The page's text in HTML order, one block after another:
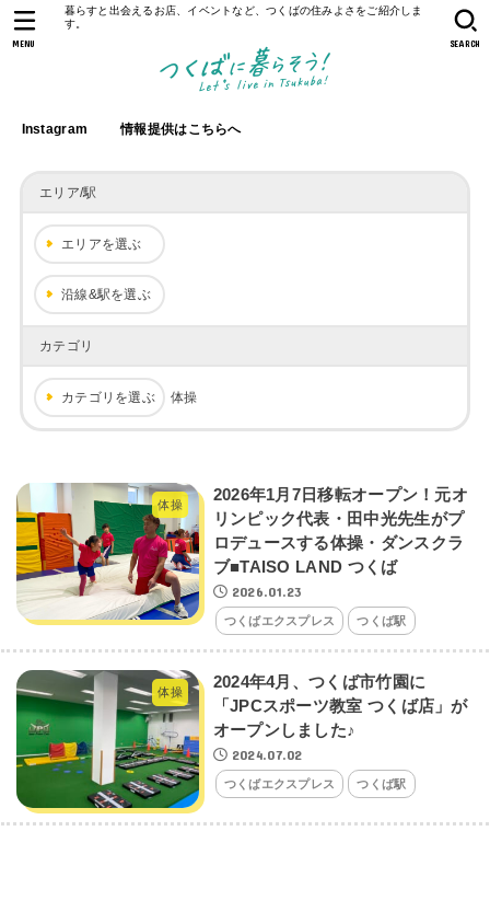
暮らすと出会えるお店、イベントなど、つくばの住みよさをご紹介しま
す。
Instagram 情報提供はこちらへ
SEARCH
MENU
エリア/駅
エリアを選ぶ
沿線&駅を選ぶ
カテゴリ
カテゴリを選ぶ 体操
体操
2026年1月7日移転オープン！元オ
リンピック代表・田中光先生がプ
ロデュースする体操・ダンスクラ
ブ■TAISO LAND つくば
2026.01.23
つくばエクスプレス つくば駅
体操
2024年4月、つくば市竹園に
「JPCスポーツ教室 つくば店」が
オープンしました♪
2024.07.02
つくばエクスプレス つくば駅